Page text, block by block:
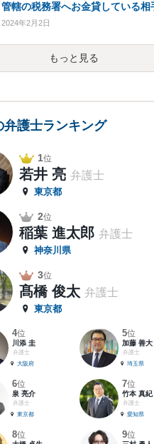
2024年2月2日
もっと見る
弁護士ランキング
1位
若井 亮 弁護士
東京都
2位
稲葉 進太郎 弁護士
神奈川県
3位
髙橋 俊太 弁護士
東京都
4位
川添 圭
弁護士
大阪府
5位
加藤 善大
弁護士
埼玉県
6位
泉 亮介
弁護士
東京都
7位
竹本 真紀
弁護士
愛知県
8位 9位